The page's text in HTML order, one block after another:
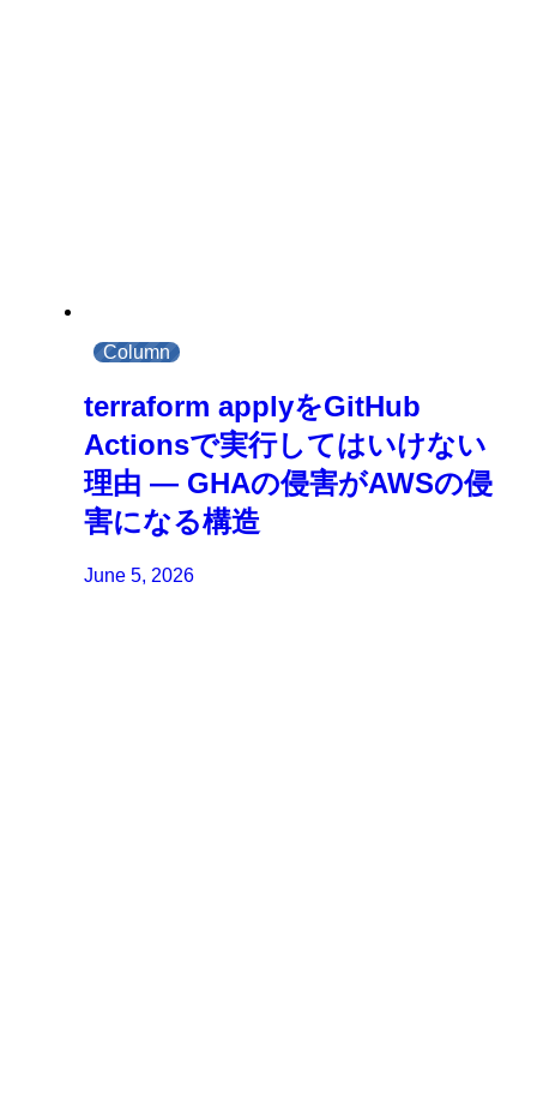
Column
terraform applyをGitHub
Actionsで実行してはいけない
理由 ― GHAの侵害がAWSの侵
害になる構造
June 5, 2026